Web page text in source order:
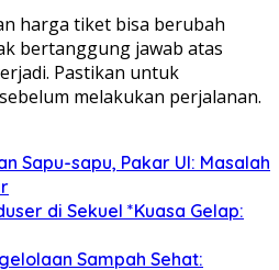
harga tiket bisa berubah
bertanggung jawab atas
Pastikan untuk
melakukan perjalanan.
Sapu-sapu, Pakar UI: Masalah
di Sekuel *Kuasa Gelap:
Sampah Sehat: